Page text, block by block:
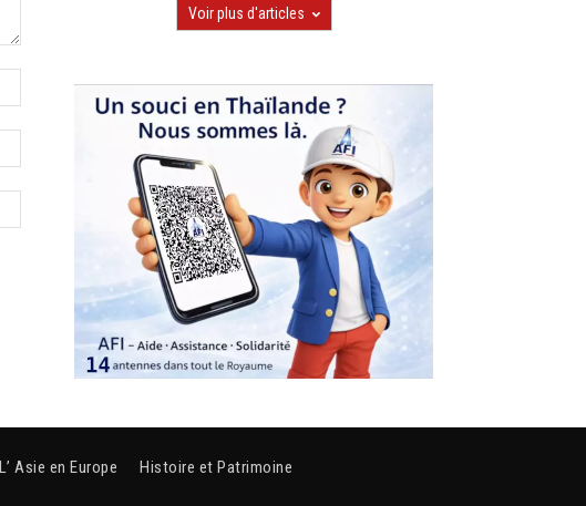
Voir plus d'articles
L’ Asie en Europe Histoire et Patrimoine